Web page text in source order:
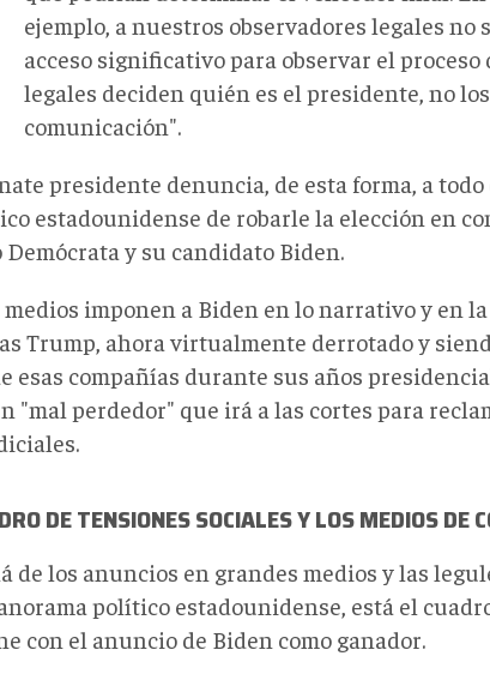
ejemplo, a nuestros observadores legales no
acceso significativo para observar el proceso
legales deciden quién es el presidente, no
comunicación".
presidente denuncia, de esta forma, a
estadounidense de robarle la elección en
Demócrata y su candidato Biden.
imponen a Biden en lo narrativo y en
Trump, ahora virtualmente derrotado y
esas compañías durante sus años
"mal perdedor" que irá a las cortes para
DE TENSIONES SOCIALES Y LOS MEDIOS DE
de los anuncios en grandes medios y las
político estadounidense, está el
con el anuncio de Biden como ganador.